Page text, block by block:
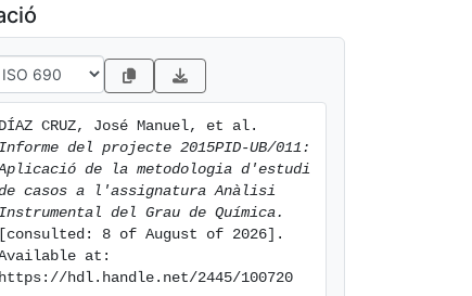
del projecte 2015PID-UB/011:
de la metodologia d'estudi
casos a l'assignatura Anàlisi
del Grau de Química.
[consulted: 8 of August of 2026].
at:
https://hdl.handle.net/2445/100720